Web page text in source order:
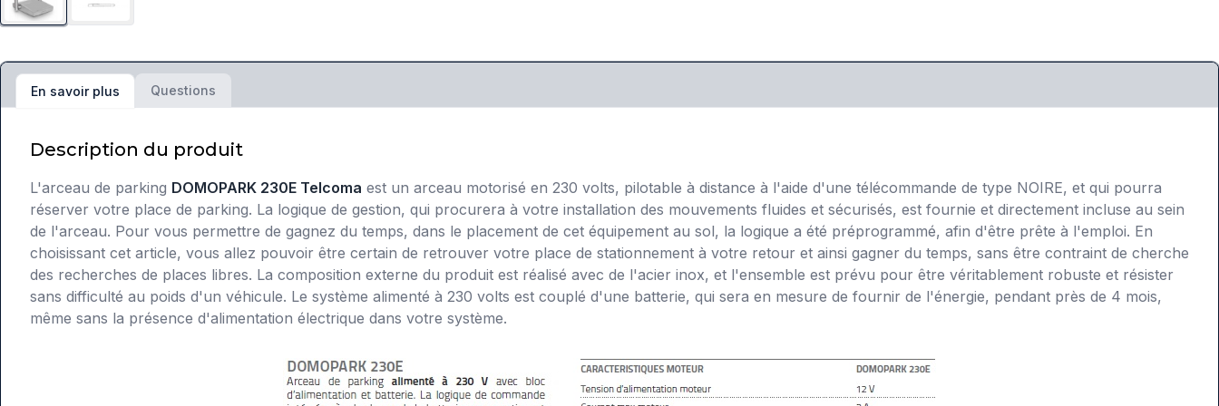
En savoir plus Questions
Description du produit
L'arceau de parking DOMOPARK 230E Telcoma est un arceau motorisé en 230 volts, pilotable à distance à l'aide d'une télécommande de type NOIRE, et qui pourra
réserver votre place de parking. La logique de gestion, qui procurera à votre installation des mouvements fluides et sécurisés, est fournie et directement incluse au sein
de l'arceau. Pour vous permettre de gagnez du temps, dans le placement de cet équipement au sol, la logique a été préprogrammé, afin d'être prête à l'emploi. En
choisissant cet article, vous allez pouvoir être certain de retrouver votre place de stationnement à votre retour et ainsi gagner du temps, sans être contraint de cherche
des recherches de places libres. La composition externe du produit est réalisé avec de l'acier inox, et l'ensemble est prévu pour être véritablement robuste et résister
sans difficulté au poids d'un véhicule. Le système alimenté à 230 volts est couplé d'une batterie, qui sera en mesure de fournir de l'énergie, pendant près de 4 mois,
même sans la présence d'alimentation électrique dans votre système.